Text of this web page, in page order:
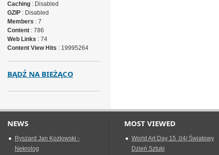
Caching: Disabled
GZIP: Disabled
Members : 7
Content: 786
Web Links : 74
Content View Hits : 19995264
BĄDŹ NA BIEŻĄCO
NEWS
Ryszard Jan Kozłowski -
Nekrolog
MOST VIEWED
World Art Day 15 .04/ Światowy
Dzień Sztuki